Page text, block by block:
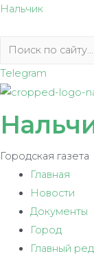
Перейти
содержимому
Нальчик
Telegram
Городская газета
Главная
Новости
Документы
Город
Главный